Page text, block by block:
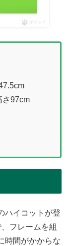
ポチップ
さ97cm
ハイコットが登
フレームを組
時間がかからな